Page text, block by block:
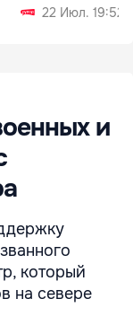
22 Июл. 19:52
и
который
на севере